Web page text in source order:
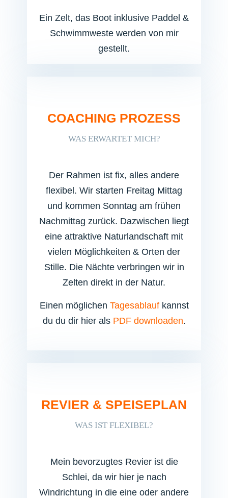
Ein Zelt, das Boot inklusive Paddel &
Schwimmwestewerden von mir
gestellt.
COACHING PROZESS
WAS ERWARTET MICH?
Der Rahmen ist fix, alles andere
flexibel. Wir starten Freitag Mittag
und kommen Sonntag am frühen
Nachmittag zurück. Dazwischen liegt
eine attraktive Naturlandschaft mit
vielen Möglichkeiten & Orten der
Stille. Die Nächte verbringen wir in
Zelten direkt in der Natur.
Einen möglichen Tagesablaufkannst
du du dir hier als PDF downloaden.
REVIER & SPEISEPLAN
WAS IST FLEXIBEL?
Mein bevorzugtes Revierist die
Schlei, da wir hier je nach
Windrichtung in die eine oder andere